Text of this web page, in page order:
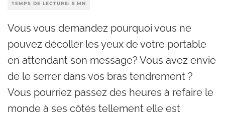
TEMPS DE LECTURE: 5 MN
Vous vous demandez pourquoi vous ne
pouvez décoller les yeux de votre portable
en attendant son message? Vous avez envie
de le serrer dans vos bras tendrement ?
Vous pourriez passez des heures à refaire le
monde à ses côtés tellement elle est